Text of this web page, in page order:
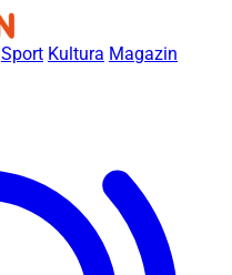
Sport Kultura Magazin